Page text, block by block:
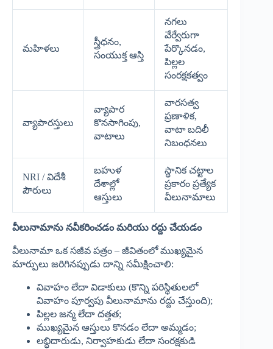
మహిళలు
స్త్రీధనం,
సంయుక్త ఆస్తి
నగలు
వేర్వేరుగా
పేర్కొనడం,
పిల్లల
సంరక్షకత్వం
వ్యాపారస్తులు
వ్యాపార
కొనసాగింపు,
వాటాలు
వారసత్వ
ప్రణాళిక,
వాటా బదిలీ
నిబంధనలు
NRI / విదేశీ
పౌరులు
బహుళ
దేశాల్లో
ఆస్తులు
స్థానిక చట్టాల
ప్రకారం ప్రత్యేక
వీలునామాలు
వీలునామాను నవీకరించడం మరియు రద్దు చేయడం
వీలునామా ఒక సజీవ పత్రం – జీవితంలో ముఖ్యమైన
మార్పులు జరిగినప్పుడు దాన్ని సమీక్షించాలి:
వివాహం లేదా విడాకులు (కొన్ని పరిస్థితులలో
వివాహం పూర్వపు వీలునామాను రద్దు చేస్తుంది);
పిల్లల జన్మ లేదా దత్తత;
ముఖ్యమైన ఆస్తులు కొనడం లేదా అమ్మడం;
లబ్ధిదారుడు, నిర్వాహకుడు లేదా సంరక్షకుడి